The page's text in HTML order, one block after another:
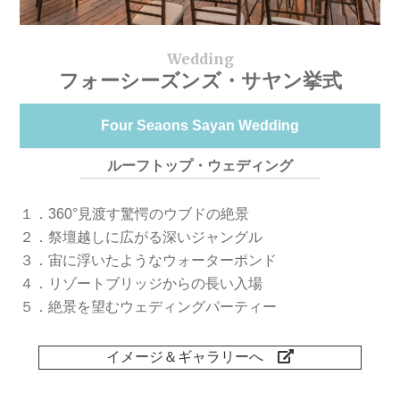
フォーシーズンズ・サヤン挙式
Four Seaons Sayan Wedding
ルーフトップ・ウェディング
１．360°見渡す驚愕のウブドの絶景
２．祭壇越しに広がる深いジャングル
３．宙に浮いたようなウォーターポンド
４．リゾートブリッジからの長い入場
５．絶景を望むウェディングパーティー
イメージ＆ギャラリーへ